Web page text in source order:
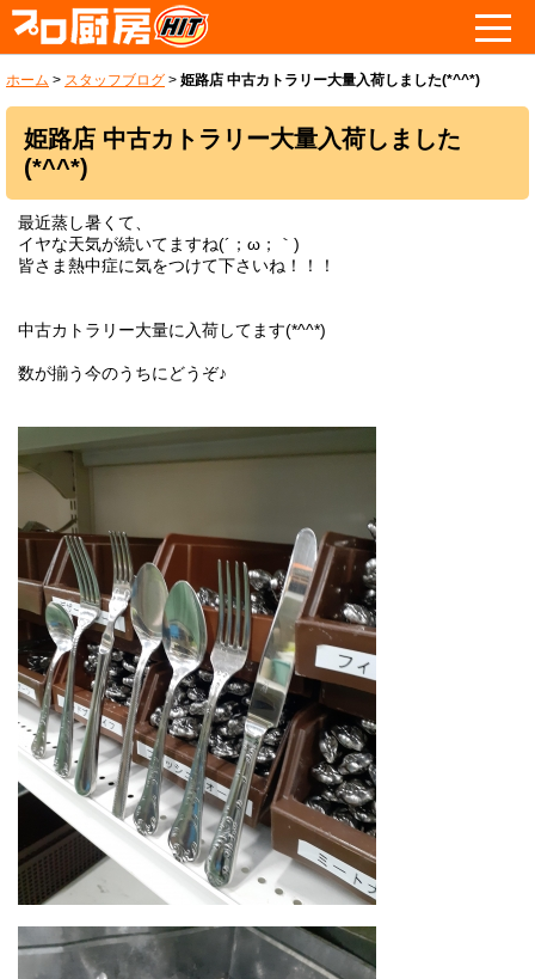
ホーム > スタッフブログ > 姫路店 中古カトラリー大量入荷しました(*^^*)
姫路店 中古カトラリー大量入荷しました
(*^^*)
最近蒸し暑くて、
イヤな天気が続いてますね(´；ω；｀)
皆さま熱中症に気をつけて下さいね！！！
中古カトラリー大量に入荷してます(*^^*)
数が揃う今のうちにどうぞ♪